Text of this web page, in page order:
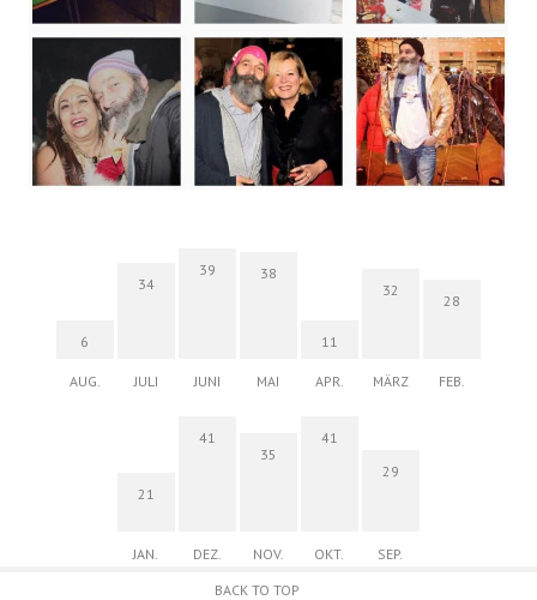
6
AUG.
34
JULI
39
JUNI
38
MAI
11
APR.
32
MÄRZ
28
FEB.
21
JAN.
41
DEZ.
35
NOV.
41
OKT.
29
SEP.
BACK TO TOP